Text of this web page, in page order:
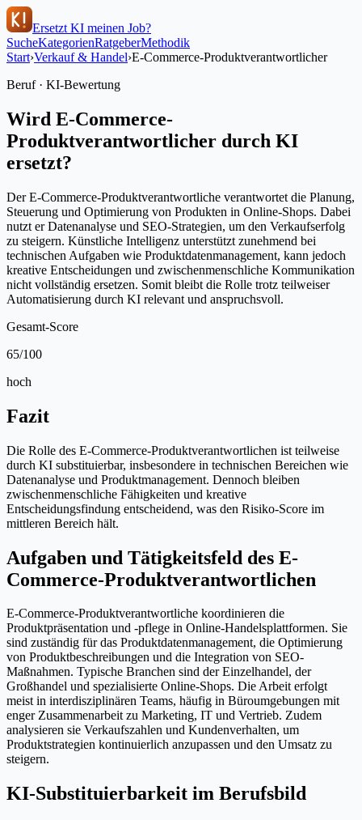
Ersetzt KI meinen Job?
SucheKategorienRatgeberMethodik
Start›Verkauf & Handel›E-Commerce-Produktverantwortlicher
Beruf · KI-Bewertung
Wird E-Commerce-
Produktverantwortlicher durch KI
ersetzt?
Der E-Commerce-Produktverantwortliche verantwortet die Planung,
Steuerung und Optimierung von Produkten in Online-Shops. Dabei
nutzt er Datenanalyse und SEO-Strategien, um den Verkaufserfolg
zu steigern. Künstliche Intelligenz unterstützt zunehmend bei
technischen Aufgaben wie Produktdatenmanagement, kann jedoch
kreative Entscheidungen und zwischenmenschliche Kommunikation
nicht vollständig ersetzen. Somit bleibt die Rolle trotz teilweiser
Automatisierung durch KI relevant und anspruchsvoll.
Gesamt-Score
65/100
hoch
Fazit
Die Rolle des E-Commerce-Produktverantwortlichen ist teilweise
durch KI substituierbar, insbesondere in technischen Bereichen wie
Datenanalyse und Produktmanagement. Dennoch bleiben
zwischenmenschliche Fähigkeiten und kreative
Entscheidungsfindung entscheidend, was den Risiko-Score im
mittleren Bereich hält.
Aufgaben und Tätigkeitsfeld des E-
Commerce-Produktverantwortlichen
E-Commerce-Produktverantwortliche koordinieren die
Produktpräsentation und -pflege in Online-Handelsplattformen. Sie
sind zuständig für das Produktdatenmanagement, die Optimierung
von Produktbeschreibungen und die Integration von SEO-
Maßnahmen. Typische Branchen sind der Einzelhandel, der
Großhandel und spezialisierte Online-Shops. Die Arbeit erfolgt
meist in interdisziplinären Teams, häufig in Büroumgebungen mit
enger Zusammenarbeit zu Marketing, IT und Vertrieb. Zudem
analysieren sie Verkaufszahlen und Kundenverhalten, um
Produktstrategien kontinuierlich anzupassen und den Umsatz zu
steigern.
KI-Substituierbarkeit im Berufsbild